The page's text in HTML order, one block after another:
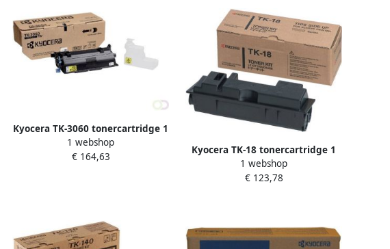
Kyocera TK-3060 tonercartridge 1
stuk(s) Origineel Zwart
(1T02V30NL0)
1 webshop
€ 164,63
Kyocera TK-18 tonercartridge 1
stuk(s) Origineel Zwart
(1T02FM0EU0)
1 webshop
€ 123,78